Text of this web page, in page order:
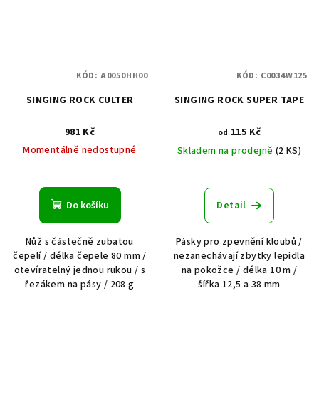
SINGING ROCK CULTER
981 Kč
Momentálně nedostupné
Do košíku
Nůž s částečně zubatou
čepelí / délka čepele 80 mm /
otevíratelný jednou rukou / s
řezákem na pásy / 208 g
KÓD: A0050HH00
SINGING ROCK SUPER TAPE
od 115 Kč
Skladem na prodejně (2 KS)
Detail
Pásky pro zpevnění kloubů /
nezanechávají zbytky lepidla
na pokožce / délka 10 m /
šířka 12,5 a 38 mm
KÓD: C0034W125